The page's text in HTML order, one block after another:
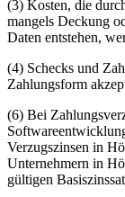
(3) Kosten, die
mangels Deckung
Daten entstehen,
(4) Schecks und
Zahlungsform
(6) Bei
Verzugszinsen in
Unternehmern in
gültigen